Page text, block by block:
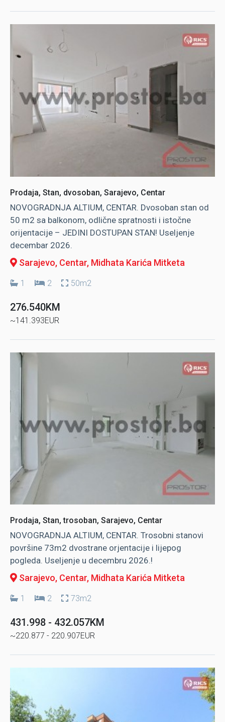
Prodaja, Stan, dvosoban, Sarajevo, Centar
NOVOGRADNJA ALTIUM, CENTAR. Dvosoban stan od
50 m2 sa balkonom, odlične spratnosti i istočne
orijentacije – JEDINI DOSTUPAN STAN! Useljenje
decembar 2026.
Sarajevo, Centar, Midhata Karića Mitketa
1 2 50m2
276.540KM
~141.393EUR
Prodaja, Stan, trosoban, Sarajevo, Centar
NOVOGRADNJA ALTIUM, CENTAR. Trosobni stanovi
površine 73m2 dvostrane orjentacije i lijepog
pogleda. Useljenje u decembru 2026.!
Sarajevo, Centar, Midhata Karića Mitketa
1 2 73m2
431.998 - 432.057KM
~220.877 - 220.907EUR